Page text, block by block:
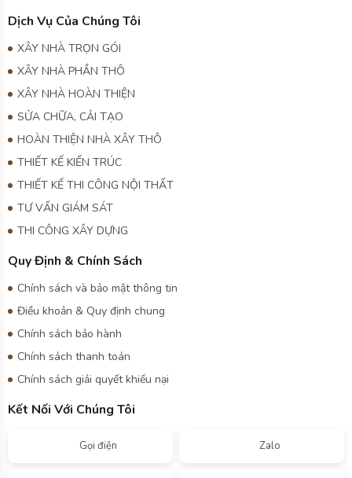
XÂY NHÀ PHẦN THÔ
XÂY NHÀ HOÀN THIỆN
SỬA CHỮA, CẢI TẠO
HOÀN THIỆN NHÀ XÂY THÔ
THIẾT KẾ KIẾN TRÚC
THIẾT KẾ THI CÔNG NỘI THẤT
TƯ VẤN GIÁM SÁT
THI CÔNG XÂY DỰNG
Điều khoản & Quy định chung
Chính sách bảo hành
Chính sách thanh toán
Chính sách giải quyết khiếu nại
Gọi điện
Fanpage GG Map